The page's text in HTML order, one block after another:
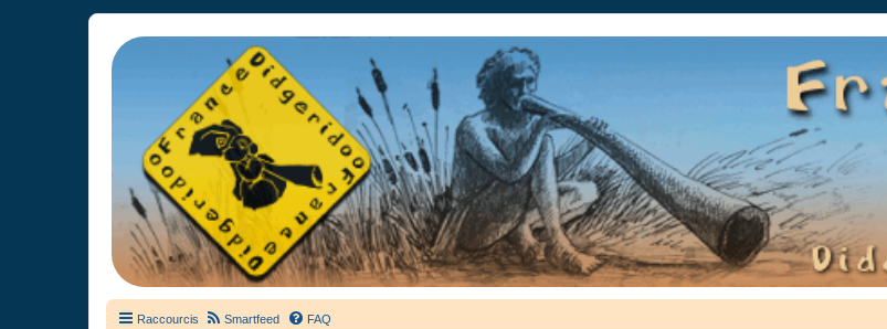
France Didgeridoo
Didgeridoo et Guimbarde sur France Didgeridoo - retrouvez la communauté.
Raccourcis Smartfeed FAQ